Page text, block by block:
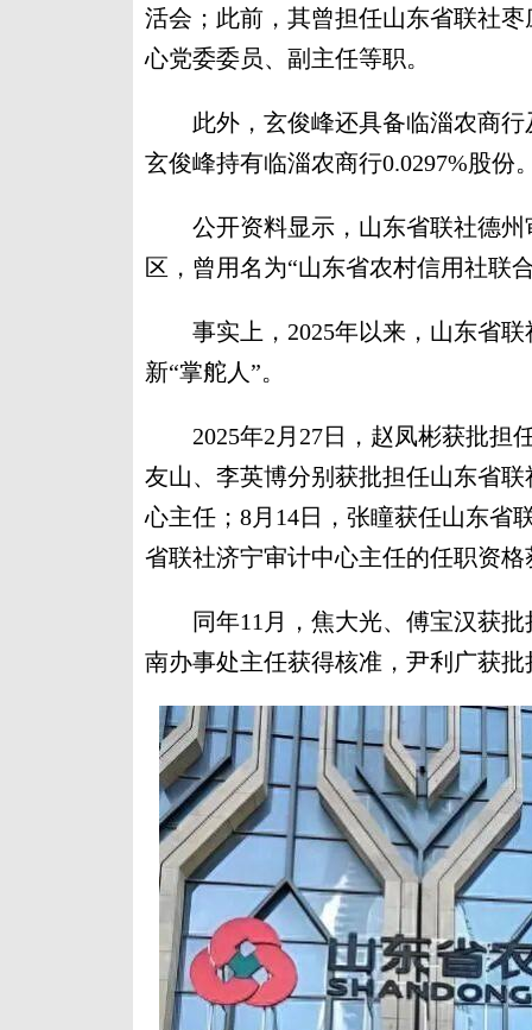
活会；此前，其曾担任山东省联社
心党委委员、副主任等职。
此外，玄俊峰还具备临淄农商行
玄俊峰持有临淄农商行0.0297%股份
公开资料显示，山东省联社德州
区，曾用名为“山东省农村信用社联
事实上，2025年以来，山东省联
新“掌舵人”。
2025年2月27日，赵凤彬获批担
友山、李英博分别获批担任山东省
心主任；8月14日，张瞳获任山东省
省联社济宁审计中心主任的任职资格
同年11月，焦大光、傅宝汉获批
南办事处主任获得核准，尹利广获